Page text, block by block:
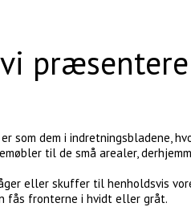
vi
som dem i indretningsbladene,
til de små arealer,
eller skuffer til henholdsvis
fås fronterne i hvidt eller gråt.